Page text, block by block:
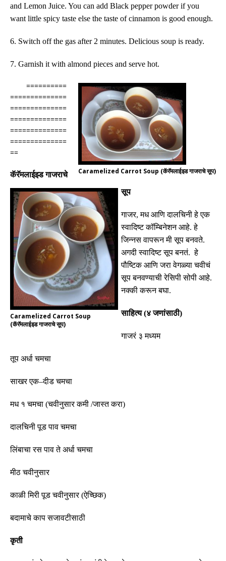
and Lemon Juice. You can add Black pepper powder if you
want little spicy taste else the taste of cinnamon is good enough.
6. Switch off the gas after 2 minutes. Delicious soup is ready.
7. Garnish it with almond pieces and serve hot.
Caramelized Carrot Soup (कॅरॅमलाईझ्ड गाजराचे सूप)
Caramelized Carrot Soup
(कॅरॅमलाईझ्ड गाजराचे सूप)
==========
==============
==============
==============
==============
==============
==
कॅरॅमलाईझ्ड गाजराचे
सूप
गाजर,मध आणि दालचिनी हे एक
स्वादिष्ट कॉम्बिनेशन आहे.हे
जिन्नस वापरून मी सूप बनवते.
अगदी स्वादिष्ट सूप बनतं.हे
पौष्टिक आणि जरा वेगळ्या चवीचं
सूप बनवण्याची रेसिपी सोपी आहे.
नक्की करून बघा.
साहित्य(४ जणांसाठी)
गाजरं ३ मध्यम
तूप अर्धा चमचा
साखर एक–दीड चमचा
मध १ चमचा (चवीनुसार कमी /जास्त करा)
दालचिनी पूड पाव चमचा
लिंबाचा रस पाव ते अर्धा चमचा
मीठ चवीनुसार
काळी मिरी पूड चवीनुसार(ऐच्छिक)
बदामाचे काप सजावटीसाठी
कृती